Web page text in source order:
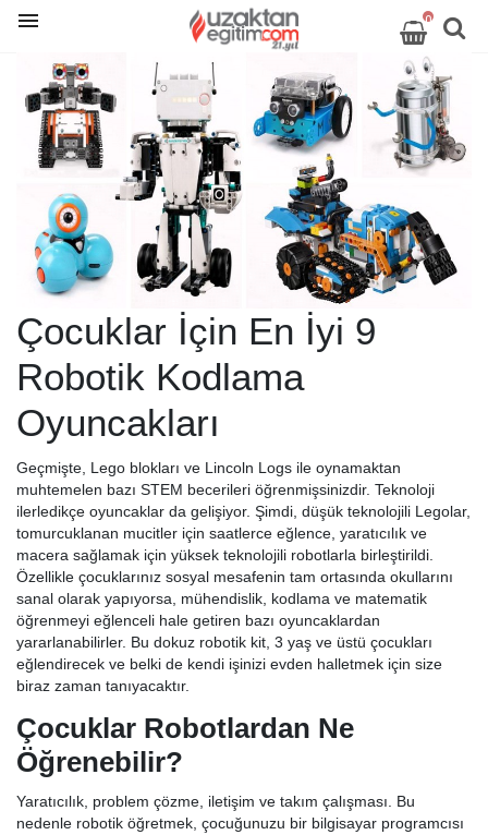
0
Çocuklar İçin En İyi 9
Robotik Kodlama
Oyuncakları
Geçmişte, Lego blokları ve Lincoln Logs ile oynamaktan
muhtemelen bazı STEM becerileri öğrenmişsinizdir. Teknoloji
ilerledikçe oyuncaklar da gelişiyor. Şimdi, düşük teknolojili Legolar,
tomurcuklanan mucitler için saatlerce eğlence, yaratıcılık ve
macera sağlamak için yüksek teknolojili robotlarla birleştirildi.
Özellikle çocuklarınız sosyal mesafenin tam ortasında okullarını
sanal olarak yapıyorsa, mühendislik, kodlama ve matematik
öğrenmeyi eğlenceli hale getiren bazı oyuncaklardan
yararlanabilirler. Bu dokuz robotik kit, 3 yaş ve üstü çocukları
eğlendirecek ve belki de kendi işinizi evden halletmek için size
biraz zaman tanıyacaktır.
Çocuklar Robotlardan Ne
Öğrenebilir?
Yaratıcılık, problem çözme, iletişim ve takım çalışması. Bu
nedenle robotik öğretmek, çocuğunuzu bir bilgisayar programcısı